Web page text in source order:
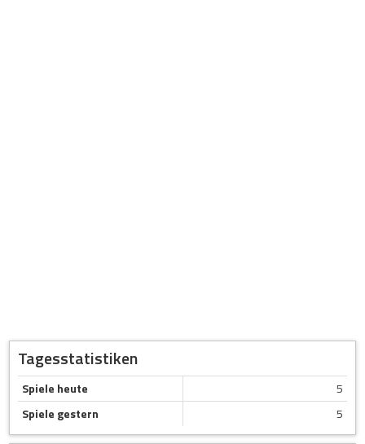
Tagesstatistiken
Spiele heute
5
Spiele gestern
5